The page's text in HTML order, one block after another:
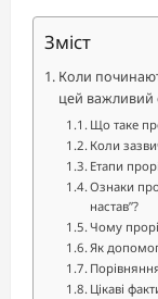
Зміст
Коли
цей важливий
Що таке
Коли
Етапи
Ознаки
настав”?
Чому
Як
Цікаві